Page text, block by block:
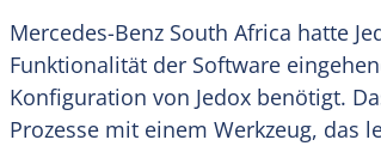
Mercedes-Benz South Africa hatte
Funktionalität der Software
Konfiguration von Jedox benötigt.
Prozesse mit einem Werkzeug, das